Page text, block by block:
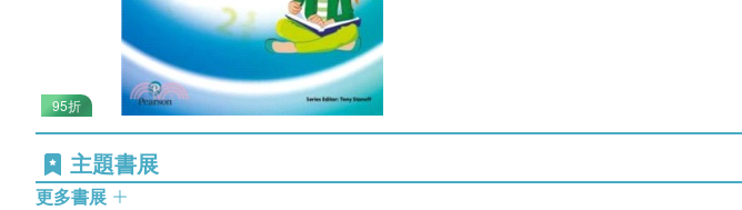
95折
主題書展
更多書展